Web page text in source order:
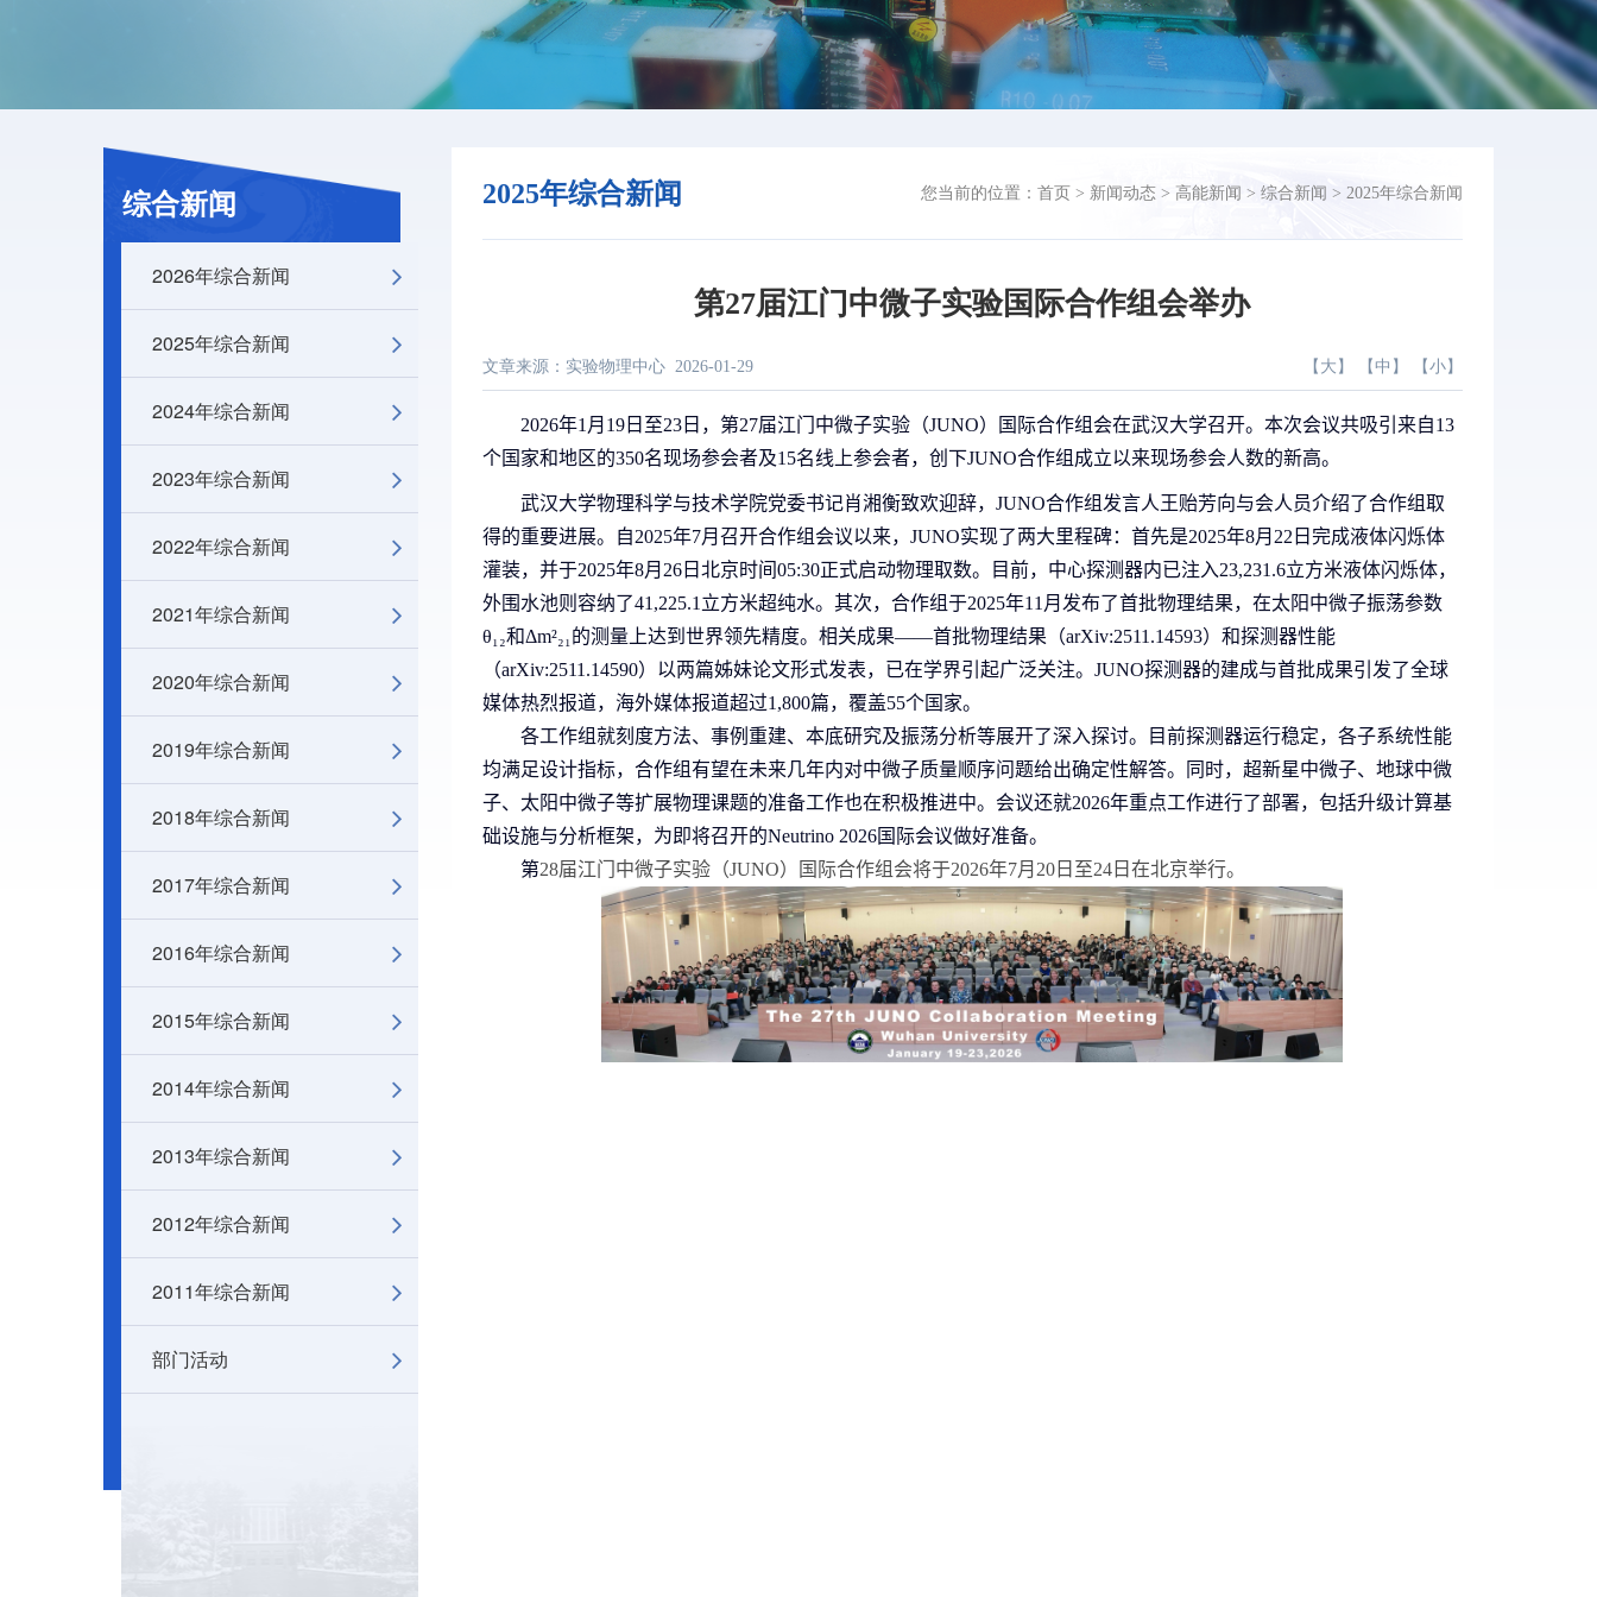
综合新闻
2026年综合新闻
2025年综合新闻
2024年综合新闻
2023年综合新闻
2022年综合新闻
2021年综合新闻
2020年综合新闻
2019年综合新闻
2018年综合新闻
2017年综合新闻
2016年综合新闻
2015年综合新闻
2014年综合新闻
2013年综合新闻
2012年综合新闻
2011年综合新闻
部门活动
2025年综合新闻 您当前的位置： 首页 > 新闻动态 > 高能新闻 > 综合新闻 > 2025年综合新闻
第27届江门中微子实验国际合作组会举办
文章来源：实验物理中心 2026-01-29 【 大 】 【 中 】 【 小 】
2026年1 月 19日至23日，第27届江门中微子实验（JUNO）国际合作组会在武汉大学召开。本次会议共吸引来自13
个国家和地区的350名现场参会者及15名线上参会者，创下JUNO合作组成立以来现场参会人数的新高。
武汉大学物理科学与技术学院党委书记肖湘衡致欢迎辞， JUNO合作组发言人王贻芳向与会人员介绍了合作组取
得的重要进展。自2025年7月召开合作组会议以来， JUNO实现了两大里程碑：首先是2025年8月 22 日完成液体闪烁体
灌装，并于2025年8月 26日北京时间05:30正式启动物理取数。目前，中心探测器内已注入23,231.6立方米液体闪烁体，
外围水池则容纳了41,225.1 立方米超纯水。其次，合作组于2025年11 月发布了首批物理结果，在太阳中微子振荡参数
θ₁₂和Δm²₂₁的测量上达到世界领先精度。相关成果——首批物理结果（arXiv:2511.14593）和探测器性能
（arXiv:2511.14590）以两篇姊妹论文形式发表，已在学界引起广泛关注。 JUNO探测器的建成与首批成果引发了全球
媒体热烈报道，海外媒体报道超过1,800篇，覆盖55个国家。
各工作组就刻度方法、事例重建、本底研究及振荡分析等展开了深入探讨。目前探测器运行稳定，各子系统性能
均满足设计指标，合作组有望在未来几年内对中微子质量顺序问题给出确定性解答。同时，超新星中微子、地球中微
子、太阳中微子等扩展物理课题的准备工作也在积极推进中。会议还就2026年重点工作进行了部署，包括升级计算基
础设施与分析框架，为即将召开的Neutrino 2026国际会议做好准备。
第28届江门中微子实验（JUNO）国际合作组会将于2026年7月 20日至24日在北京举行。